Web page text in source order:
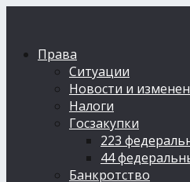
Права
Ситуации
Новости и
Налоги
Госзакупки
223
44
Банкротство